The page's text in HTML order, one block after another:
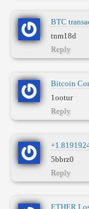
BTC
tnm18d
Reply
Bitcoin
Now >
1ootur
Reply
5bbrz0
Reply
ETHER